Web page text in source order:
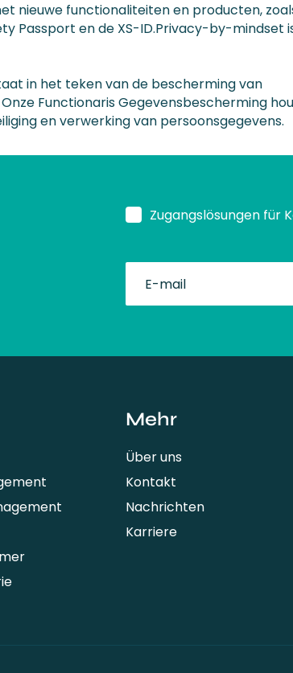
nieuwe functionaliteiten en producten,
Passport en de XS-ID.Privacy-by-mindset
in het teken van de bescherming van
Functionaris Gegevensbescherming
en verwerking van persoonsgegevens.
Zugangslösungen für
Mehr
Über uns
Kontakt
Nachrichten
Karriere